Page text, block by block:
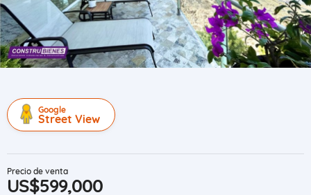
Google
Street View
Precio de venta
US$599,000